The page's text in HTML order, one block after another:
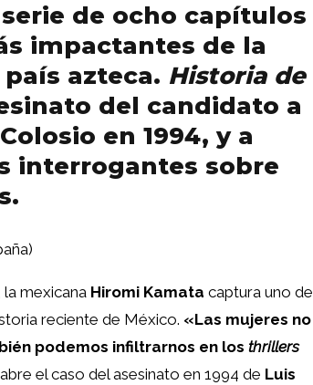
de ocho capítulos
impactantes de la
azteca. Historia de
del candidato a
en 1994, y a
interrogantes sobre
mexicana Hiromi Kamata captura uno de
reciente de México. «Las mujeres no
podemos infiltrarnos en los thrillers
el caso del asesinato en 1994 de Luis